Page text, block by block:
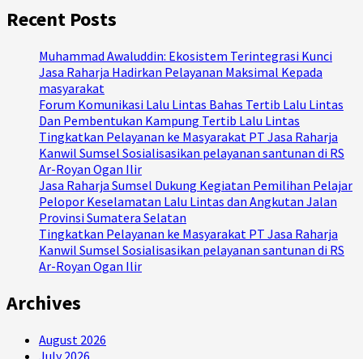
Recent Posts
Muhammad Awaluddin: Ekosistem Terintegrasi Kunci
Jasa Raharja Hadirkan Pelayanan Maksimal Kepada
masyarakat
Forum Komunikasi Lalu Lintas Bahas Tertib Lalu Lintas
Dan Pembentukan Kampung Tertib Lalu Lintas
Tingkatkan Pelayanan ke Masyarakat PT Jasa Raharja
Kanwil Sumsel Sosialisasikan pelayanan santunan di RS
Ar-Royan Ogan Ilir
Jasa Raharja Sumsel Dukung Kegiatan Pemilihan Pelajar
Pelopor Keselamatan Lalu Lintas dan Angkutan Jalan
Provinsi Sumatera Selatan
Tingkatkan Pelayanan ke Masyarakat PT Jasa Raharja
Kanwil Sumsel Sosialisasikan pelayanan santunan di RS
Ar-Royan Ogan Ilir
Archives
August 2026
July 2026